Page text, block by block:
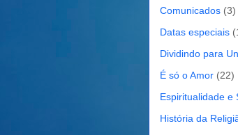
Comunicados (3)
Datas especiais
Dividindo para
É só o Amor (22)
Espiritualidade e
História da